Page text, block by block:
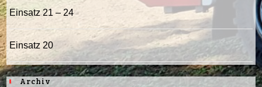
Einsatz 21 – 24
Einsatz 20
Archiv